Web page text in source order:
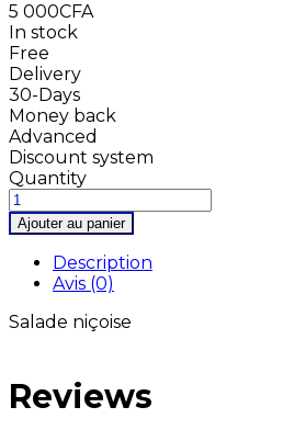
5 000CFA
In stock
Free
Delivery
30-Days
Money back
Advanced
Discount system
Quantity
Ajouter au panier
Description
Avis (0)
Salade niçoise
Reviews